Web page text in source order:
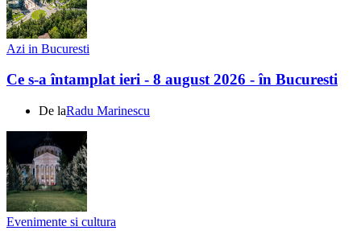
Azi in Bucuresti
Ce s-a întamplat ieri - 8 august 2026 - în Bucuresti
De laRadu Marinescu
Evenimente si cultura